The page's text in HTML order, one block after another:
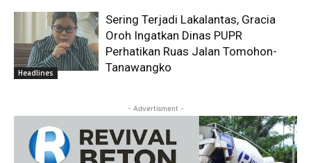
Headlines
Sering Terjadi Lakalantas, Gracia
Oroh Ingatkan Dinas PUPR
Perhatikan Ruas Jalan Tomohon-
Tanawangko
- Advertisment -